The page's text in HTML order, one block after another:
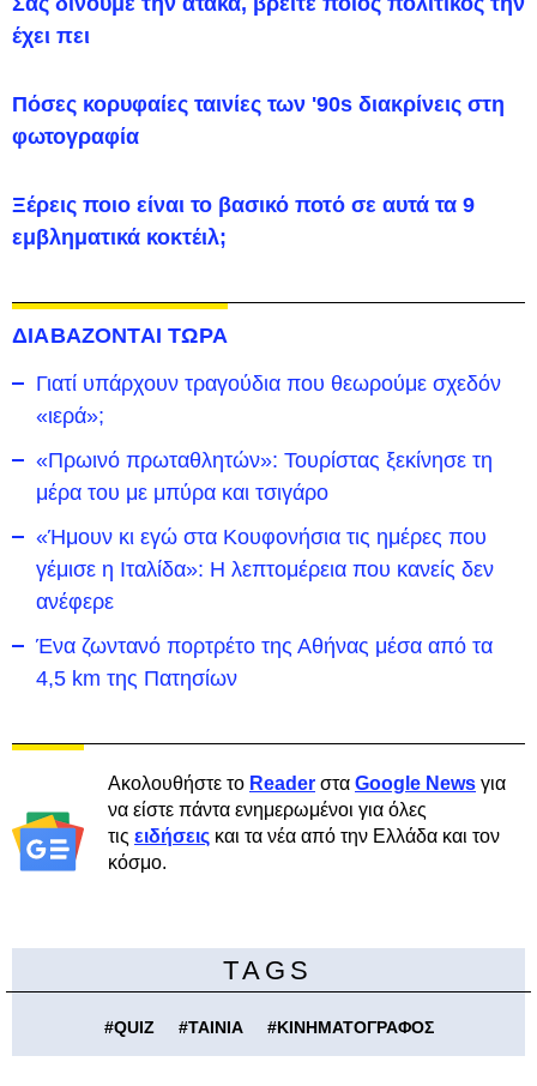
έχει πει
Πόσες κορυφαίες ταινίες των '90s διακρίνεις στη
φωτογραφία
Ξέρεις ποιο είναι το βασικό ποτό σε αυτά τα 9
εμβληματικά κοκτέιλ;
ΔΙΑΒΑΖΟΝΤΑΙ ΤΩΡΑ
Γιατί υπάρχουν τραγούδια που θεωρούμε σχεδόν
«ιερά»;
«Πρωινό πρωταθλητών»: Τουρίστας ξεκίνησε τη
μέρα του με μπύρα και τσιγάρο
«Ήμουν κι εγώ στα Κουφονήσια τις ημέρες που
γέμισε η Ιταλίδα»: Η λεπτομέρεια που κανείς δεν
ανέφερε
Ένα ζωντανό πορτρέτο της Αθήνας μέσα από τα
4,5 km της Πατησίων
Ακολουθήστε το Reader στα Google News για
να είστε πάντα ενημερωμένοι για όλες
τις ειδήσεις και τα νέα από την Ελλάδα και τον
κόσμο.
TAGS
#QUIZ #ΤΑΙΝΙΑ #ΚΙΝΗΜΑΤΟΓΡΑΦΟΣ